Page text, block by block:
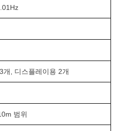
개, 디스플레이용 2개
범위